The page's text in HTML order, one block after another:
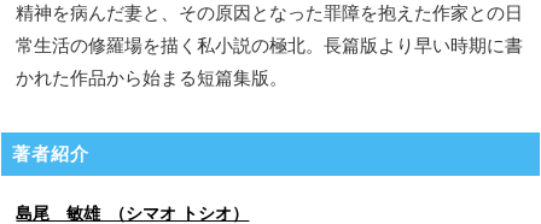
精神を病んだ妻と、その原因となった罪障を抱えた作家との日
常生活の修羅場を描く私小説の極北。長篇版より早い時期に書
かれた作品から始まる短篇集版。
著者紹介
島尾 敏雄 （シマオ トシオ）